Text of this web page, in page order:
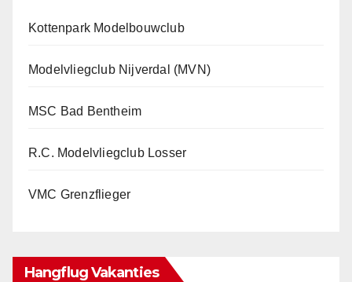
Kottenpark Modelbouwclub
Modelvliegclub Nijverdal (MVN)
MSC Bad Bentheim
R.C. Modelvliegclub Losser
VMC Grenzflieger
Hangflug Vakanties